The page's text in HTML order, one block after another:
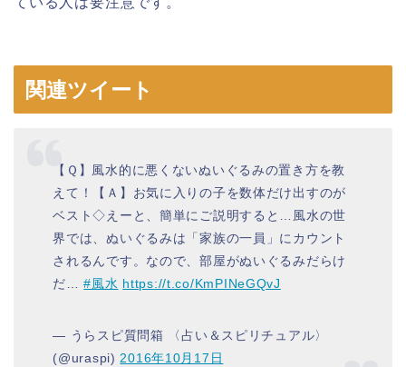
関連ツイート
【Ｑ】風水的に悪くないぬいぐるみの置き方を教
えて！【Ａ】お気に入りの子を数体だけ出すのが
ベスト◇えーと、簡単にご説明すると…風水の世
界では、ぬいぐるみは「家族の一員」にカウント
されるんです。なので、部屋がぬいぐるみだらけ
だ…#風水 https://t.co/KmPINeGQvJ
— うらスピ質問箱 〈占い＆スピリチュアル〉
(@uraspi)2016年10月17日